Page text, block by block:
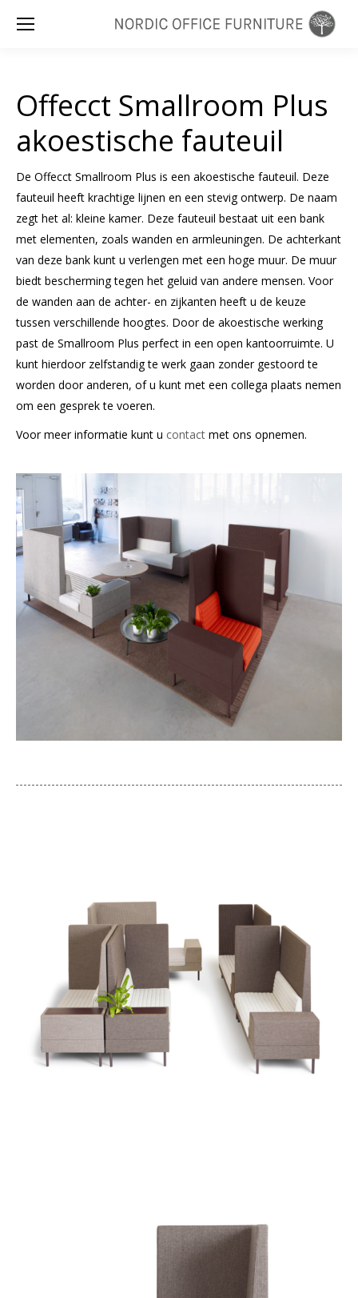
Offecct Smallroom Plus
akoestische fauteuil
De Offecct Smallroom Plus is een akoestische fauteuil. Deze
fauteuil heeft krachtige lijnen en een stevig ontwerp. De naam
zegt het al: kleine kamer. Deze fauteuil bestaat uit een bank
met elementen, zoals wanden en armleuningen. De achterkant
van deze bank kunt u verlengen met een hoge muur. De muur
biedt bescherming tegen het geluid van andere mensen. Voor
de wanden aan de achter- en zijkanten heeft u de keuze
tussen verschillende hoogtes. Door de akoestische werking
past de Smallroom Plus perfect in een open kantoorruimte. U
kunt hierdoor zelfstandig te werk gaan zonder gestoord te
worden door anderen, of u kunt met een collega plaats nemen
om een gesprek te voeren.
Voor meer informatie kunt u contact met ons opnemen.